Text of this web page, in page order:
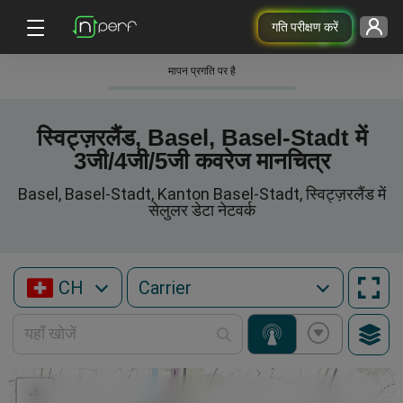
गति परीक्षण करें
मापन प्रगति पर है
स्विट्ज़रलैंड, Basel, Basel-Stadt में
3जी/4जी/5जी कवरेज मानचित्र
Basel, Basel-Stadt, Kanton Basel-Stadt, स्विट्ज़रलैंड में
सेलुलर डेटा नेटवर्क
CH